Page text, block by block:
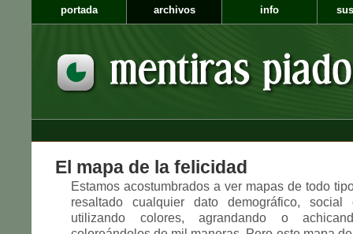
portada archivos info
El mapa de la felicidad
Estamos acostumbrados a ver mapas de todo
resaltado cualquier dato demográfico, social
utilizando colores, agrandando o